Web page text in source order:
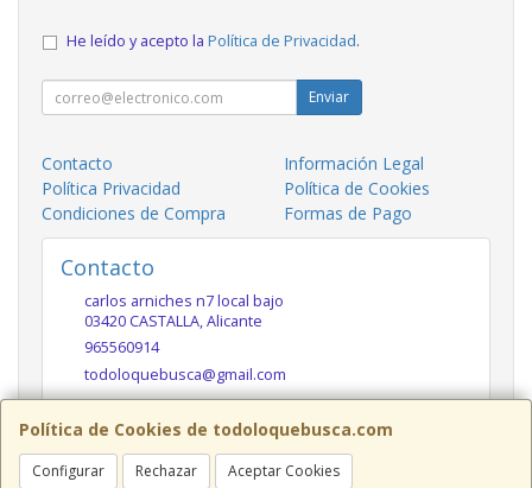
Política de Cookies de todoloquebusca.com
Configurar Rechazar Aceptar Cookies
He leído y acepto la Política de Privacidad.
Enviar
Contacto
Información Legal
Política Privacidad
Política de Cookies
Condiciones de Compra
Formas de Pago
Contacto
carlos arniches n7 local bajo
03420 CASTALLA,Alicante
965560914
todoloquebusca@gmail.com
Horario